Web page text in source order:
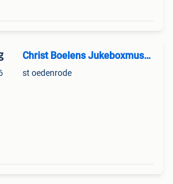
Christ Boelens Jukeboxmuseum
st oedenrode